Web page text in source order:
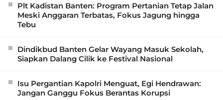
Plt Kadistan Banten: Program Pertanian Tetap Jalan
Meski Anggaran Terbatas, Fokus Jagung hingga
Tebu
Dindikbud Banten Gelar Wayang Masuk Sekolah,
Siapkan Dalang Cilik ke Festival Nasional
Isu Pergantian Kapolri Menguat, Egi Hendrawan:
Jangan Ganggu Fokus Berantas Korupsi